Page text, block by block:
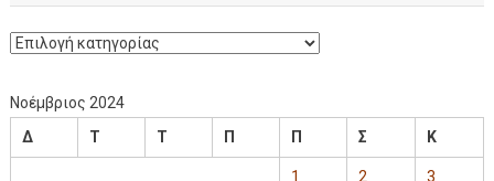
Νοέμβριος 2024
Δ
Τ Τ Π Π Σ Κ
1 2 3